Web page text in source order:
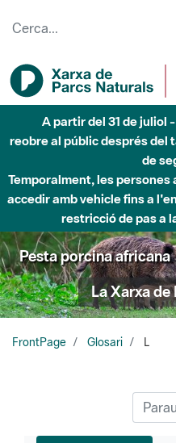
A partir del 31 de juliol
reobre al públic després del
de
Temporalment, les
accedir amb vehicle fins a
restricció de pas a
Pesta porcina africana
La Xarxa de
FrontPage Glosari L